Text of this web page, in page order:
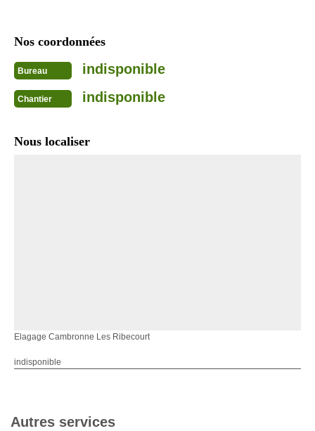
Nos coordonnées
Bureau indisponible
Chantier indisponible
Nous localiser
Elagage Cambronne Les Ribecourt
indisponible
Autres services